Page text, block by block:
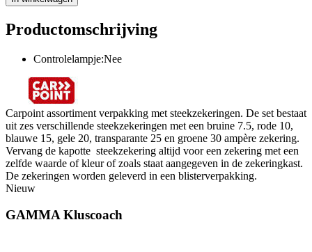
Productomschrijving
Controlelampje:Nee
Carpoint assortiment verpakking met steekzekeringen. De set bestaat
uit zes verschillende steekzekeringen met een bruine 7.5, rode 10,
blauwe 15, gele 20, transparante 25 en groene 30 ampère zekering.
Vervang de kapotte steekzekering altijd voor een zekering met een
zelfde waarde of kleur of zoals staat aangegeven in de zekeringkast.
De zekeringen worden geleverd in een blisterverpakking.
Nieuw
GAMMA Kluscoach